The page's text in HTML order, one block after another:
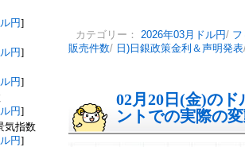
円]
円]
円]
円]
気指数
円]
カテゴリー： 2026年03月ドル円/
販売件数/ 日)日銀政策金利＆声明発表
02月20日(金)の
ントでの実際の